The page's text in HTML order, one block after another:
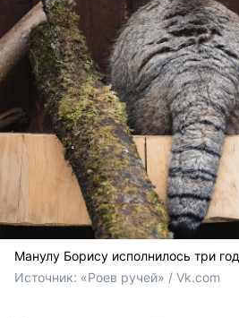
Манулу Борису исполнилось три
Источник: «Роев ручей» / Vk.com